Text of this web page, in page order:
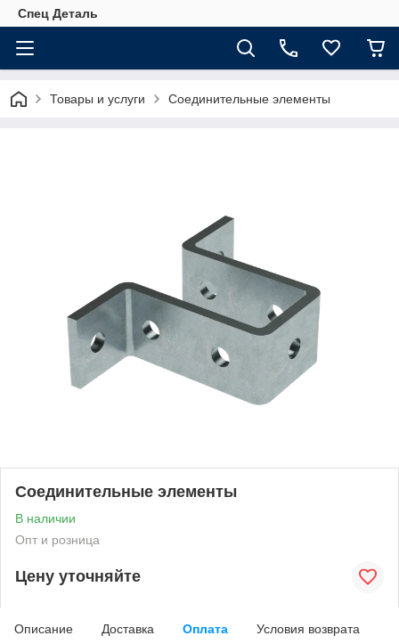
Спец Деталь
Товары и услуги Соединительные элементы
Соединительные элементы
В наличии
Опт и розница
Цену уточняйте
Описание Доставка Оплата Условия возврата